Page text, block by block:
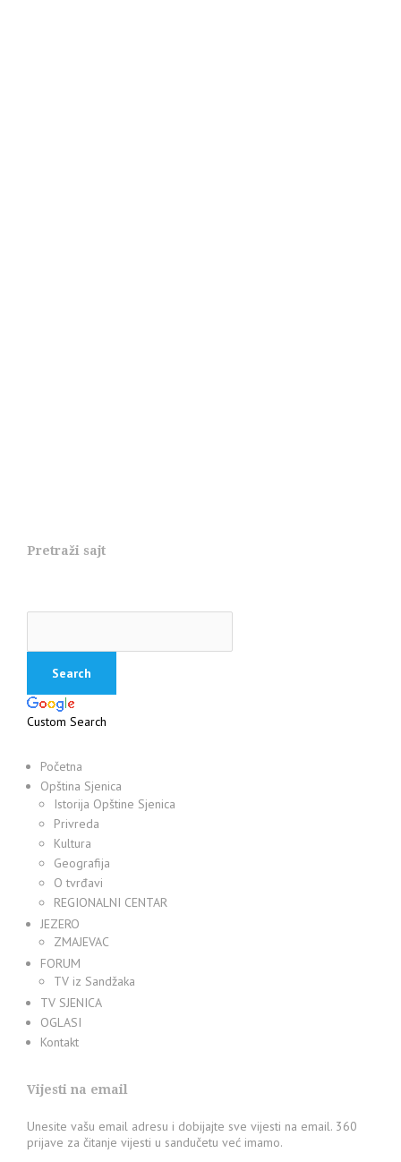
Pretraži sajt
Custom Search
Početna
Opština Sjenica
Istorija Opštine Sjenica
Privreda
Kultura
Geografija
O tvrđavi
REGIONALNI CENTAR
JEZERO
ZMAJEVAC
FORUM
TV iz Sandžaka
TV SJENICA
OGLASI
Kontakt
Vijesti na email
Unesite vašu email adresu i dobijajte sve vijesti na email. 360
prijave za čitanje vijesti u sandučetu već imamo.